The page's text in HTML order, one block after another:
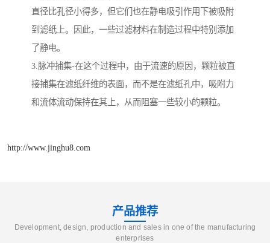
直径比孔径小得多，但它们也在静电吸引作用下被吸附
到滤纸上。因此，一些过滤材料在制造过程中特别添加
了静电。
3.脉冲捕集-在这个过程中，由于流速的原因，颗粒被直
接捕集在滤纸纤维的表面，而不是在滤纸孔中，吸附力
和流体流动保持在其上，从而阻塞一些较小的颗粒。
http://www.jinghu8.com
产品推荐
Development, design, production and sales in one of the manufacturing
enterprises